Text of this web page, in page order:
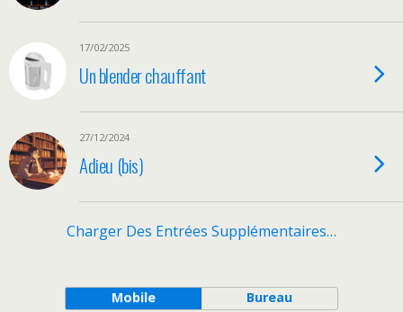
17/02/2025
Un blender chauffant
27/12/2024
Adieu (bis)
Charger Des Entrées Supplémentaires…
Mobile Bureau